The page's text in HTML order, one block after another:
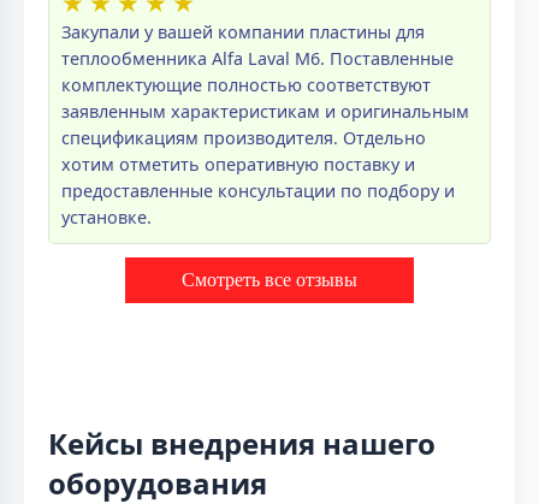
Закупали у вашей компании пластины для
теплообменника Alfa Laval M6. Поставленные
комплектующие полностью соответствуют
заявленным характеристикам и оригинальным
спецификациям производителя. Отдельно
хотим отметить оперативную поставку и
предоставленные консультации по подбору и
установке.
Смотреть все отзывы
Кейсы внедрения нашего
оборудования